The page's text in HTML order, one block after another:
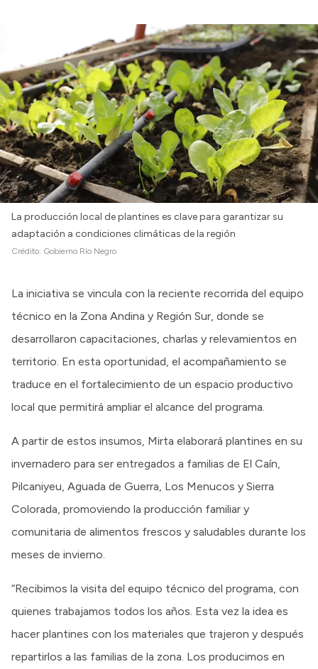
La producción local de plantines es clave para garantizar su
adaptación a condiciones climáticas de la región
Crédito: Gobierno Río Negro
La iniciativa se vincula con la reciente recorrida del equipo
técnico en la Zona Andina y Región Sur, donde se
desarrollaron capacitaciones, charlas y relevamientos en
territorio. En esta oportunidad, el acompañamiento se
traduce en el fortalecimiento de un espacio productivo
local que permitirá ampliar el alcance del programa.
A partir de estos insumos, Mirta elaborará plantines en su
invernadero para ser entregados a familias de El Caín,
Pilcaniyeu, Aguada de Guerra, Los Menucos y Sierra
Colorada, promoviendo la producción familiar y
comunitaria de alimentos frescos y saludables durante los
meses de invierno.
“Recibimos la visita del equipo técnico del programa, con
quienes trabajamos todos los años. Esta vez la idea es
hacer plantines con los materiales que trajeron y después
repartirlos a las familias de la zona. Los producimos en